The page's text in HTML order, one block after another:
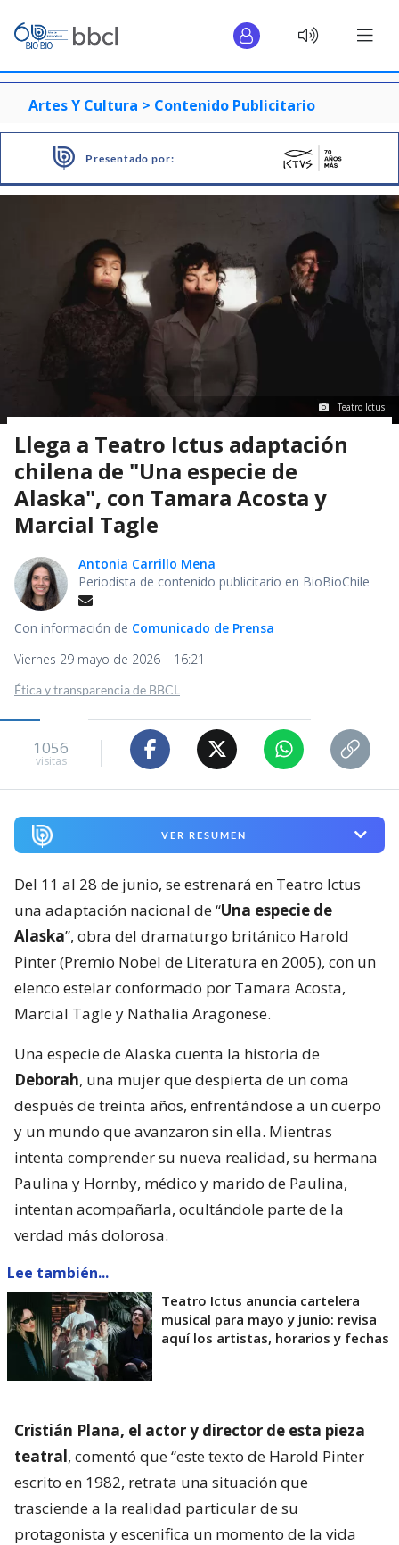
Artes Y Cultura > Contenido Publicitario
Presentado por:
Teatro Ictus
Llega a Teatro Ictus adaptación
chilena de "Una especie de
Alaska", con Tamara Acosta y
Marcial Tagle
Antonia Carrillo Mena
Periodista de contenido publicitario en BioBioChile
Con información de Comunicado de Prensa
Viernes 29 mayo de 2026 | 16:21
Ética y transparencia de BBCL
1056
visitas
VER RESUMEN
Del 11 al 28 de junio, se estrenará en Teatro Ictus
una adaptación nacional de “Una especie de
Alaska”, obra del dramaturgo británico Harold
Pinter (Premio Nobel de Literatura en 2005), con un
elenco estelar conformado por Tamara Acosta,
Marcial Tagle y Nathalia Aragonese.
Una especie de Alaska cuenta la historia de
Deborah, una mujer que despierta de un coma
después de treinta años, enfrentándose a un cuerpo
y un mundo que avanzaron sin ella. Mientras
intenta comprender su nueva realidad, su hermana
Paulina y Hornby, médico y marido de Paulina,
intentan acompañarla, ocultándole parte de la
verdad más dolorosa.
Lee también...
Teatro Ictus anuncia cartelera
musical para mayo y junio: revisa
aquí los artistas, horarios y fechas
Cristián Plana, el actor y director de esta pieza
teatral, comentó que “este texto de Harold Pinter
escrito en 1982, retrata una situación que
trasciende a la realidad particular de su
protagonista y escenifica un momento de la vida